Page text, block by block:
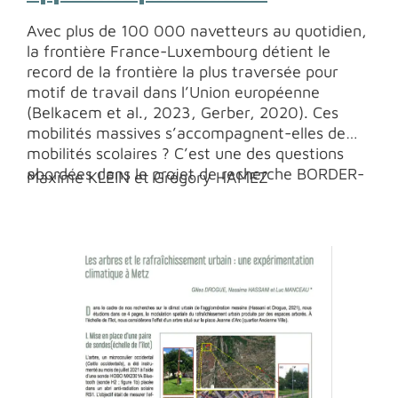
Avec plus de 100 000 navetteurs au quotidien,
la frontière France-Luxembourg détient le
record de la frontière la plus traversée pour
motif de travail dans l’Union européenne
(Belkacem et al., 2023, Gerber, 2020). Ces
mobilités massives s’accompagnent-elles de
mobilités scolaires ? C’est une des questions
abordées dans le projet de recherche BORDER-
Maxime KLEIN et Grégory HAMEZ